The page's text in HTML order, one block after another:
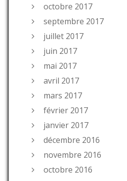
octobre 2017
septembre 2017
juillet 2017
juin 2017
mai 2017
avril 2017
mars 2017
février 2017
janvier 2017
décembre 2016
novembre 2016
octobre 2016